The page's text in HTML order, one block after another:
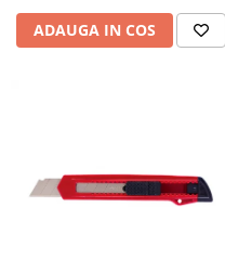
ADAUGA IN COS